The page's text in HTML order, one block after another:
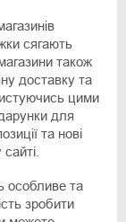
сягають
також
доставку та
цими
для
та нові
особливе та
зробити